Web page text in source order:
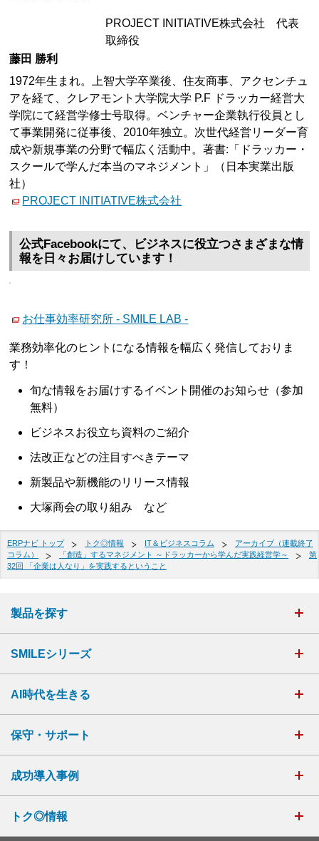
PROJECT INITIATIVE株式会社 代表
取締役
藤田 勝利
1972年生まれ。上智大学卒業後、住友商事、アクセンチュ
アを経て、クレアモント大学院大学 P.F ドラッカー経営大
学院にて経営学修士号取得。ベンチャー企業執行役員とし
て事業開発に従事後、2010年独立。次世代経営リーダー育
成や新規事業の分野で幅広く活動中。著書:「ドラッカー・
スクールで学んだ本当のマネジメント」（日本実業出版
社）
PROJECT INITIATIVE株式会社
公式Facebookにて、ビジネスに役立つさまざまな情
報を日々お届けしています！
お仕事効率研究所 - SMILE LAB -
業務効率化のヒントになる情報を幅広く発信しておりま
す！
旬な情報をお届けするイベント開催のお知らせ（参加
無料）
ビジネスお役立ち資料のご紹介
法改正などの注目すべきテーマ
新製品や新機能のリリース情報
大塚商会の取り組み など
ERPナビ トップ トク◎情報 IT＆ビジネスコラム
アーカイブ（連載終了
コラム）
「創造」するマネジメント ～ドラッカーから学んだ実践経営学～
第
32回 「企業は人なり」を実践するということ
製品を探す
SMILEシリーズ
AI時代を生きる
保守・サポート
成功導入事例
トク◎情報